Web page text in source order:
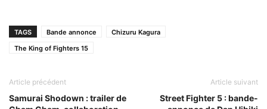
TAGS Bande annonce
Chizuru Kagura
The King of Fighters 15
Article précédent
Samurai Shodown : trailer de
Article suivant
Street Fighter 5 : bande-